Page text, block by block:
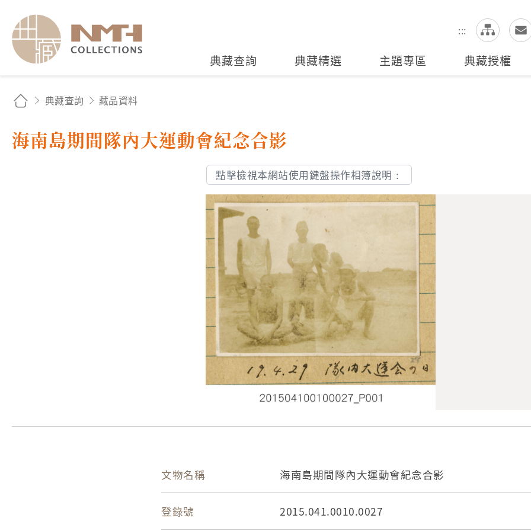
:::
全站搜尋
典藏查詢 典藏精選 主題專區 典藏授權
典藏查詢 藏品資料
海南島期間隊內大運動會紀念合影
點擊檢視本網站使用鍵盤操作相簿說明：
文物名稱 海南島期間隊內大運動會紀念合影
登錄號 2015.041.0010.0027